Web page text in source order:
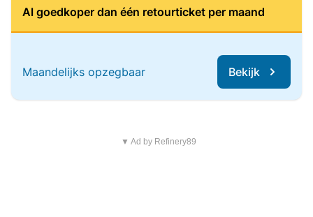
Al goedkoper dan één retourticket per maand
Maandelijks opzegbaar Bekijk
▼ Ad by Refinery89